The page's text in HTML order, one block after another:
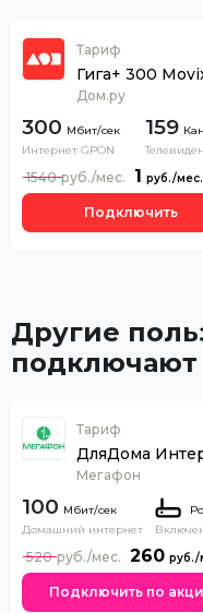
Тариф
Гига+ 300
Дом.ру
300
Интернет GPON
159
1
1540
Подключить
Другие
подключают
Тариф
ДляДома
Мегафон
100
Домашний интернет
260
520
Подключить по